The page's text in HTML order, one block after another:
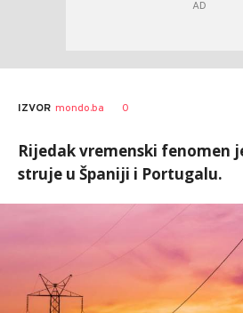
IZVOR mondo.ba 0
Rijedak vremenski fenomen
struje u Španiji i Portugalu.